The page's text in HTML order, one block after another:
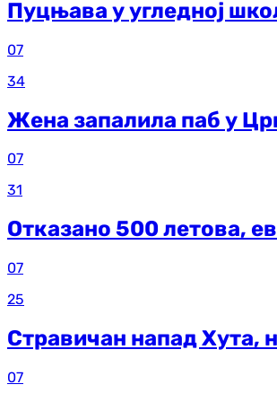
Пуцњава у угледној
07
34
Жена запалила паб у
07
31
Отказано 500 летова,
07
25
Стравичан напад Хута,
07